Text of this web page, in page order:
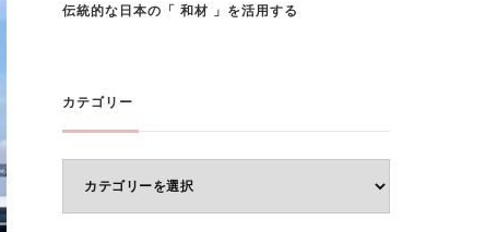
伝統的な日本の「 和材 」を活用する
カテゴリー